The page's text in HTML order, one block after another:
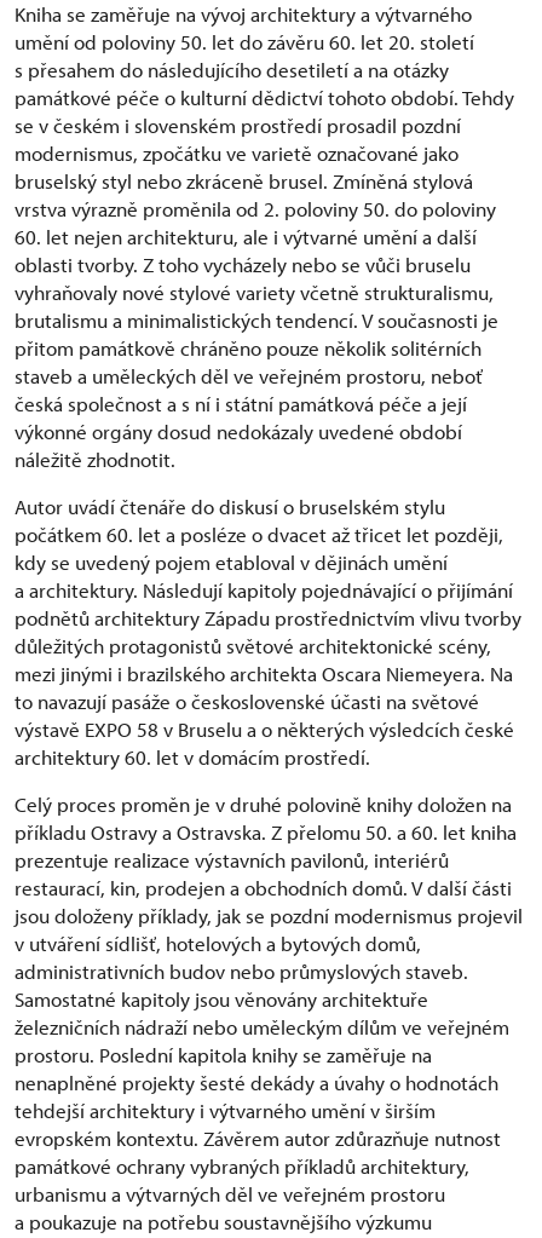
Kniha se zaměřuje na vývoj architektury a výtvarného
umění od poloviny 50. let do závěru 60. let 20. století
s přesahem do následujícího desetiletí a na otázky
památkové péče o kulturní dědictví tohoto období. Tehdy
se v českém i slovenském prostředí prosadil pozdní
modernismus, zpočátku ve varietě označované jako
bruselský styl nebo zkráceně brusel. Zmíněná stylová
vrstva výrazně proměnila od 2. poloviny 50. do poloviny
60. let nejen architekturu, ale i výtvarné umění a další
oblasti tvorby. Z toho vycházely nebo se vůči bruselu
vyhraňovaly nové stylové variety včetně strukturalismu,
brutalismu a minimalistických tendencí. V současnosti je
přitom památkově chráněno pouze několik solitérních
staveb a uměleckých děl ve veřejném prostoru, neboť
česká společnost a s ní i státní památková péče a její
výkonné orgány dosud nedokázaly uvedené období
náležitě zhodnotit.
Autor uvádí čtenáře do diskusí o bruselském stylu
počátkem 60. let a posléze o dvacet až třicet let později,
kdy se uvedený pojem etabloval v dějinách umění
a architektury. Následují kapitoly pojednávající o přijímání
podnětů architektury Západu prostřednictvím vlivu tvorby
důležitých protagonistů světové architektonické scény,
mezi jinými i brazilského architekta Oscara Niemeyera. Na
to navazují pasáže o československé účasti na světové
výstavě EXPO 58 v Bruselu a o některých výsledcích české
architektury 60. let v domácím prostředí.
Celý proces proměn je v druhé polovině knihy doložen na
příkladu Ostravy a Ostravska. Z přelomu 50. a 60. let kniha
prezentuje realizace výstavních pavilonů, interiérů
restaurací, kin, prodejen a obchodních domů. V další části
jsou doloženy příklady, jak se pozdní modernismus projevil
v utváření sídlišť, hotelových a bytových domů,
administrativních budov nebo průmyslových staveb.
Samostatné kapitoly jsou věnovány architektuře
železničních nádraží nebo uměleckým dílům ve veřejném
prostoru. Poslední kapitola knihy se zaměřuje na
nenaplněné projekty šesté dekády a úvahy o hodnotách
tehdejší architektury i výtvarného umění v širším
evropském kontextu. Závěrem autor zdůrazňuje nutnost
památkové ochrany vybraných příkladů architektury,
urbanismu a výtvarných děl ve veřejném prostoru
a poukazuje na potřebu soustavnějšího výzkumu